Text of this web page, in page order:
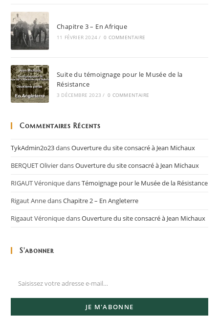
Chapitre 3 – En Afrique
11 FÉVRIER 2024 / 0 COMMENTAIRE
Suite du témoignage pour le Musée de la
Résistance
3 DÉCEMBRE 2023 / 0 COMMENTAIRE
Commentaires Récents
TykAdmin2o23dansOuverture du site consacré à Jean Michaux
BERQUET OlivierdansOuverture du site consacré à Jean Michaux
RIGAUT VéroniquedansTémoignage pour le Musée de la Résistance
Rigaut AnnedansChapitre 2 – En Angleterre
Rigaaut VéroniquedansOuverture du site consacré à Jean Michaux
S'abonner
JE M'ABONNE